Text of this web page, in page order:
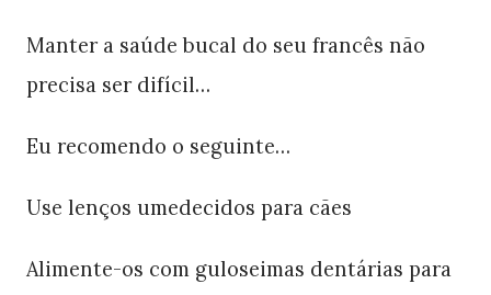
Manter a saúde bucal do seu francês não
precisa ser difícil…
Eu recomendo o seguinte…
Use lenços umedecidos para cães
Alimente-os com guloseimas dentárias para